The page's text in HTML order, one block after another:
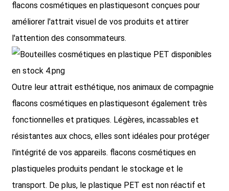
flacons cosmétiques en plastiquesont conçues pour
améliorer l'attrait visuel de vos produits et attirer
l'attention des consommateurs.
Outre leur attrait esthétique, nos animaux de compagnie
flacons cosmétiques en plastiquesont également très
fonctionnelles et pratiques. Légères, incassables et
résistantes aux chocs, elles sont idéales pour protéger
l'intégrité de vos appareils. flacons cosmétiques en
plastiqueles produits pendant le stockage et le
transport. De plus, le plastique PET est non réactif et